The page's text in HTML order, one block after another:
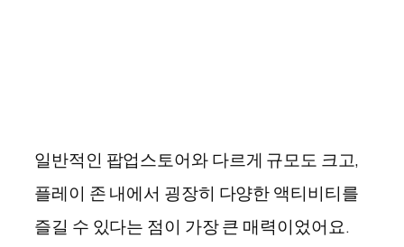
일반적인 팝업스토어와 다르게 규모도 크고,
플레이 존 내에서 굉장히 다양한 액티비티를
즐길 수 있다는 점이 가장 큰 매력이었어요.